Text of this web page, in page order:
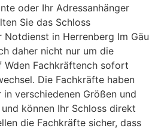
oder Ihr Adressanhänger
Sie das Schloss
Notdienst in Herrenberg Im Gäu
daher nicht nur um die
Wden Fachkräftench sofort
Die Fachkräfte haben
verschiedenen Größen und
können Ihr Schloss direkt
die Fachkräfte sicher, dass